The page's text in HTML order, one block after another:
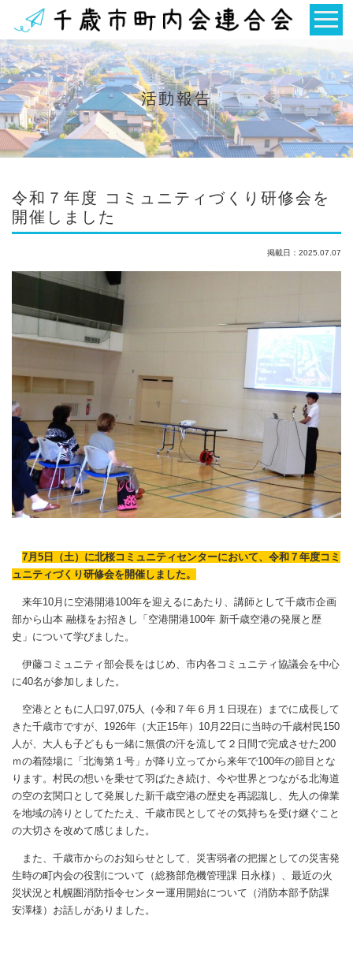
活動報告
令和７年度 コミュニティづくり研修会を
開催しました
掲載日：2025.07.07
7月5日（土）に北桜コミュニティセンターにおいて、令和７年度コミ
ュニティづくり研修会を開催しました。
来年10月に空港開港100年を迎えるにあたり、講師として千歳市企画
部から山本 融様をお招きし「空港開港100年 新千歳空港の発展と歴
史」について学びました。
伊藤コミュニティ部会長をはじめ、市内各コミュニティ協議会を中心
に40名が参加しました。
空港とともに人口97,075人（令和７年６月１日現在）までに成長して
きた千歳市ですが、1926年（大正15年）10月22日に当時の千歳村民150
人が、大人も子どもも一緒に無償の汗を流して２日間で完成させた200
ｍの着陸場に「北海第１号」が降り立ってから来年で100年の節目とな
ります。村民の想いを乗せて羽ばたき続け、今や世界とつながる北海道
の空の玄関口として発展した新千歳空港の歴史を再認識し、先人の偉業
を地域の誇りとしてたたえ、千歳市民としてその気持ちを受け継ぐこと
の大切さを改めて感じました。
また、千歳市からのお知らせとして、災害弱者の把握としての災害発
生時の町内会の役割について（総務部危機管理課 日永様）、最近の火
災状況と札幌圏消防指令センター運用開始について（消防本部予防課
安澤様）お話しがありました。